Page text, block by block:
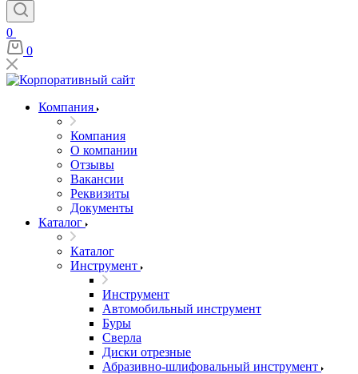
0
0
Компания
Компания
О компании
Отзывы
Вакансии
Реквизиты
Документы
Каталог
Каталог
Инструмент
Инструмент
Автомобильный инструмент
Буры
Сверла
Диски отрезные
Абразивно-шлифовальный инструмент